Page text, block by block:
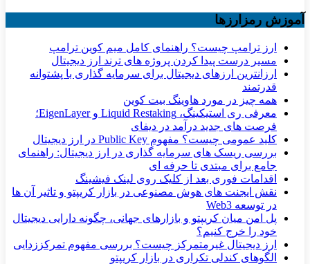
آموزش رمزارزها
ارز ترامپ چیست؟ راهنمای کامل میم کوین ترامپ
مسیر درست پیدا کردن پروژه های ترند ارز دیجیتال
ارزانترین ارزهای دیجیتال برای سرمایه گذاری با پشتوانه
قدرتمند
همه چیز در مورد هاوینگ بیت کوین
معرفی ری استیکینگ، Liquid Restaking و EigenLayer؛
فرصت های جدید درآمد در دیفای
کلید عمومی چیست؟ مفهوم Public Key در ارز دیجیتال
بررسی ریسک های سرمایه گذاری در ارز دیجیتال: راهنمای
جامع برای مبتدی تا حرفه ای
اقدامات فوری بعد از کلیک روی لینک فیشینگ
نقش ایجنت های هوش مصنوعی در بازار کریپتو و تاثیر آن ها
در توسعه Web3
پل امن میان کریپتو و بازارهای جهانی، چگونه دارایی دیجیتال
خود را خرج کنیم؟
ارز دیجیتال غیرمتمرکز چیست؟ بررسی مفهوم تمرکززدایی
الگوهای کندلی تکراری در بازار کریپتو